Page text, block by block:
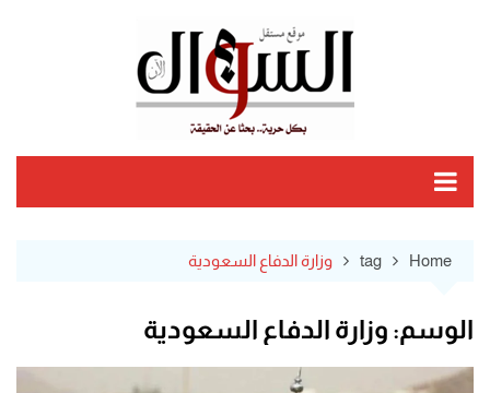
Home
tag وزارة الدفاع السعودية
الوسم: وزارة الدفاع السعودية